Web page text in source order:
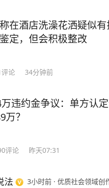
肝炎疫苗”，推动中国迈
在酒店洗澡花洒疑似
定，但会积极整改
评论 34分钟前
违约金争议：单方认
万？
评论 昨天07:31
法 3小时前 · 优质社会领域创